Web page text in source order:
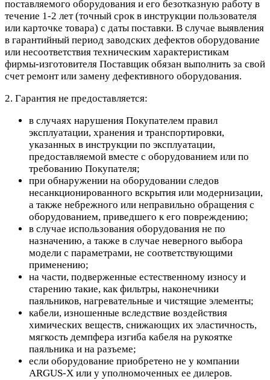
поставляемого оборудования и его безотказную работу в
течение 1-2 лет (точный срок в инструкции пользователя
или карточке товара) с даты поставки. В случае выявления
в гарантийный период заводских дефектов оборудование
или несоответствия техническим характеристикам
фирмы-изготовителя Поставщик обязан выполнить за свой
счет ремонт или замену дефективного оборудования.
2. Гарантия не предоставляется:
в случаях нарушения Покупателем правил
эксплуатации, хранения и транспортировки,
указанных в инструкции по эксплуатации,
предоставляемой вместе с оборудованием или по
требованию Покупателя;
при обнаружении на оборудовании следов
несанкционированного вскрытия или модернизации,
а также небрежного или неправильно обращения с
оборудованием, приведшего к его повреждению;
в случае использования оборудования не по
назначению, а также в случае неверного выбора
модели с параметрами, не соответствующими
применению;
на части, подверженные естественному износу и
старению такие, как фильтры, наконечники
паяльников, нагревательные и чистящие элементы;
кабели, изношенные вследствие воздействия
химических веществ, снижающих их эластичность,
мягкость демпфера изгиба кабеля на рукоятке
паяльника и на разъеме;
если оборудование приобретено не у компании
ARGUS-X или у уполномоченных ее дилеров.